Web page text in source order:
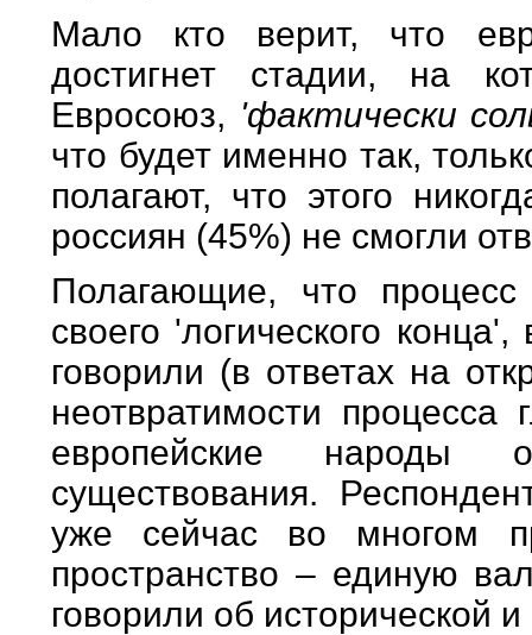
Мало кто верит, что
достигнет стадии, на
Евросоюз, 'фактически
что будет именно так,
полагают, что этого
россиян (45%) не смогли
Полагающие, что
своего 'логического
говорили (в ответах на
неотвратимости
европейские народы
существования.
уже сейчас во многом
пространство – единую
говорили об исторической